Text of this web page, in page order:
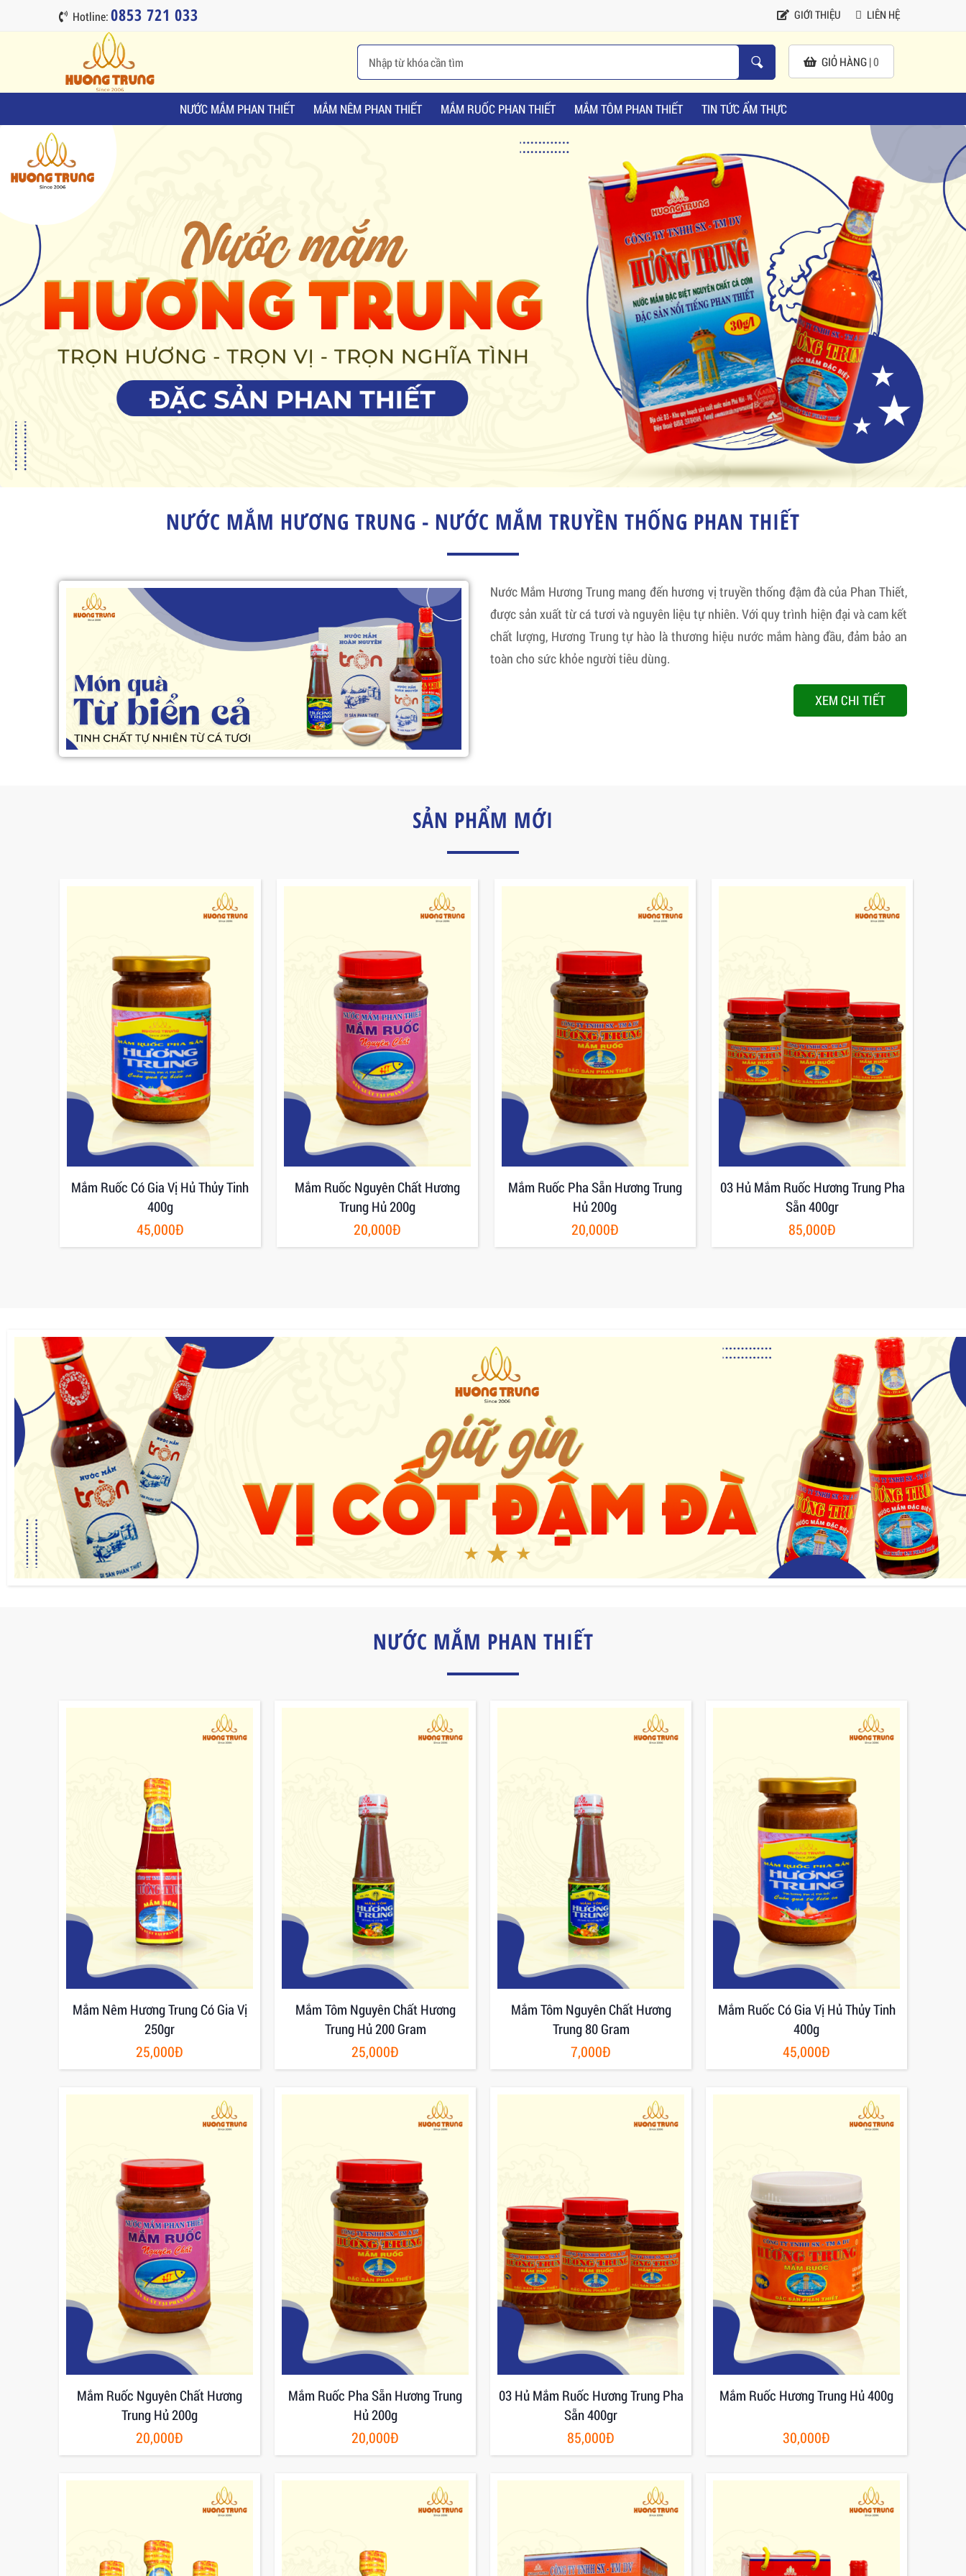
Hotline:0853 721 033 GIỚI THIỆU LIÊN HỆ
GIỎ HÀNG |0
NƯỚC MẮM PHAN THIẾT MẮM NÊM PHAN THIẾT MẮM RUỐC PHAN THIẾT MẮM TÔM PHAN THIẾT TIN TỨC ẨM THỰC
NƯỚC MẮM HƯƠNG TRUNG - NƯỚC MẮM TRUYỀN THỐNG PHAN THIẾT
Nước Mắm Hương Trung mang đến hương vị truyền thống đậm đà của Phan Thiết,
được sản xuất từ cá tươi và nguyên liệu tự nhiên. Với quy trình hiện đại và cam kết
chất lượng, Hương Trung tự hào là thương hiệu nước mắm hàng đầu, đảm bảo an
toàn cho sức khỏe người tiêu dùng.
XEM CHI TIẾT
SẢN PHẨM MỚI
Mắm Ruốc Có Gia Vị Hủ Thủy Tinh
400g
45,000Đ
Mắm Ruốc Nguyên Chất Hương
Trung Hủ 200g
20,000Đ
Mắm Ruốc Pha Sẵn Hương Trung
Hủ 200g
20,000Đ
03 Hủ Mắm Ruốc Hương Trung Pha
Sẵn 400gr
85,000Đ
NƯỚC MẮM PHAN THIẾT
Mắm Nêm Hương Trung Có Gia Vị
250gr
25,000Đ
Mắm Tôm Nguyên Chất Hương
Trung Hủ 200 Gram
25,000Đ
Mắm Tôm Nguyên Chất Hương
Trung 80 Gram
7,000Đ
Mắm Ruốc Có Gia Vị Hủ Thủy Tinh
400g
45,000Đ
Mắm Ruốc Nguyên Chất Hương
Trung Hủ 200g
20,000Đ
Mắm Ruốc Pha Sẵn Hương Trung
Hủ 200g
20,000Đ
03 Hủ Mắm Ruốc Hương Trung Pha
Sẵn 400gr
85,000Đ
Mắm Ruốc Hương Trung Hủ 400g
30,000Đ